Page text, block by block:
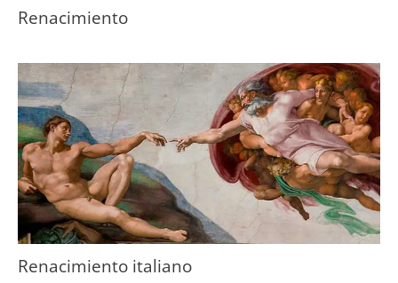
Renacimiento
Renacimiento italiano